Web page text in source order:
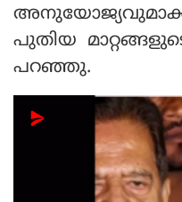
പുതിയ
പറഞ്ഞു.